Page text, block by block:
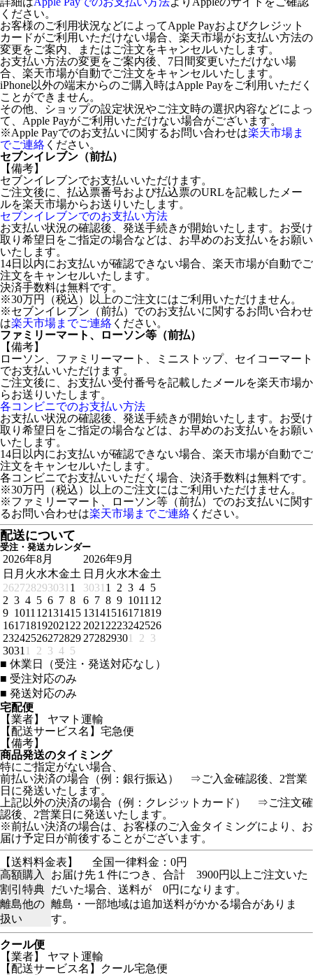
ください。
お客様のご利用状況などによってApple Payおよびクレジット
カードがご利用いただけない場合、楽天市場がお支払い方法の
変更をご案内、またはご注文をキャンセルいたします。
お支払い方法の変更をご案内後、7日間変更いただけない場
合、楽天市場が自動でご注文をキャンセルいたします。
iPhone以外の端末からのご購入時はApple Payをご利用いただく
ことができません。
その他、ショップの設定状況やご注文時の選択内容などによっ
て、Apple Payがご利用いただけない場合がございます。
※Apple Payでのお支払いに関するお問い合わせは楽天市場ま
でご連絡 ください。
セブンイレブン（前払）
【備考】
セブンイレブンでお支払いいただけます。
ご注文後に、払込票番号および払込票のURLを記載したメー
ルを楽天市場からお送りいたします。
セブンイレブンでのお支払い方法
お支払い状況の確認後、発送手続きが開始いたします。お受け
取り希望日をご指定の場合などは、お早めのお支払いをお願い
いたします。
14日以内にお支払いが確認できない場合、楽天市場が自動でご
注文をキャンセルいたします。
決済手数料は無料です。
※30万円（税込）以上のご注文にはご利用いただけません。
※セブンイレブン（前払）でのお支払いに関するお問い合わせ
は楽天市場までご連絡 ください。
ファミリーマート、ローソン等（前払）
【備考】
ローソン、ファミリーマート、ミニストップ、セイコーマート
でお支払いいただけます。
ご注文後に、お支払い受付番号を記載したメールを楽天市場か
らお送りいたします。
各コンビニでのお支払い方法
お支払い状況の確認後、発送手続きが開始いたします。お受け
取り希望日をご指定の場合などは、お早めのお支払いをお願い
いたします。
14日以内にお支払いが確認できない場合、楽天市場が自動でご
注文をキャンセルいたします。
各コンビニでお支払いいただく場合、決済手数料は無料です。
※30万円（税込）以上のご注文にはご利用いただけません。
※ファミリーマート、ローソン等（前払）でのお支払いに関す
るお問い合わせは楽天市場までご連絡 ください。
配送について
受注・発送カレンダー
2026年8月
日 月 火水木金土
262728293031 1
2 3 4 5 6 7 8
9 1011 12131415
161718192021 22
23242526272829
3031 1 2 3 4 5
2026年9月
日 月 火水木金土
3031 1 2 3 4 5
6 7 8 9 1011 12
13141516171819
2021 2223242526
272829301 2 3
■ 休業日（受注・発送対応なし）
■ 受注対応のみ
■ 発送対応のみ
宅配便
【業者】 ヤマト運輸
【配送サービス名】宅急便
【備考】
商品発送のタイミング
特にご指定がない場合、
前払い決済の場合（例：銀行振込） ⇒ご入金確認後、2営業
日に発送いたします。
上記以外の決済の場合（例：クレジットカード） ⇒ご注文確
認後、2営業日に発送いたします。
※前払い決済の場合は、お客様のご入金タイミングにより、お
届け予定日が前後することがございます。
【送料料金表】
全国一律料金：0円
高額購入
割引特典
お届け先１件につき、合計 3900円以上ご注文いた
だいた場合、送料が 0円になります。
離島他の
扱い
離島・一部地域は追加送料がかかる場合がありま
す。
クール便
【業者】 ヤマト運輸
【配送サービス名】クール宅急便